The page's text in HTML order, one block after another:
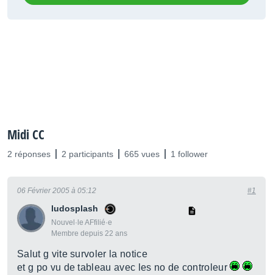
Midi CC
2 réponses 2 participants 665 vues 1 follower
ludosplash
Nouvel·le AFfilié·e
Membre depuis 22 ans
06 Février 2005 à 05:12 #1
Salut g vite survoler la notice
et g po vu de tableau avec les no de controleur